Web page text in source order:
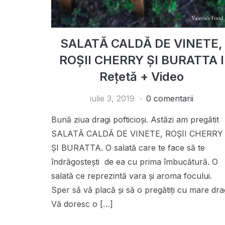
SALATĂ CALDĂ DE VINETE,
ROȘII CHERRY ȘI BURATTA I
Rețetă + Video
iulie 3, 2019 0 comentarii
Bună ziua dragi pofticioși. Astăzi am pregătit
SALATĂ CALDĂ DE VINETE, ROȘII CHERRY
ȘI BURATTA. O salată care te face să te
îndrăgostești de ea cu prima îmbucătură. O
salată ce reprezintă vara și aroma focului.
Sper să vă placă și să o pregătiți cu mare
Vă doresc o […]